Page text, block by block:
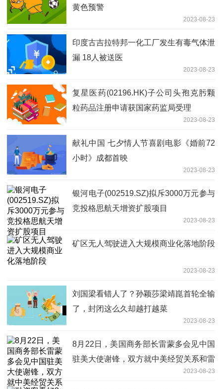
黄色预警
2023-08-23
印度古吉拉特邦一化工厂发生有毒气体泄
漏 18人被送医
2023-08-23
复星医药(02196.HK)子公司头孢克肟颗
粒药品注册申请获国家药监局受理
2023-08-23
献礼中国 七夕情人节喜剧电影《婚前72
小时》成都首映
2023-08-23
银河电子(002519.SZ)拟斥3000万元参与
竞投格思航天增资扩股项目
2023-08-23
矿区无人驾驶进入大规模商业化落地阶段
2023-08-23
刘国梁看错人了？孙颖莎梁靖崑首轮全输
了，封闭这么久却越打越菜
2023-08-23
8月22日，美国商务部长雷蒙多会见中国
驻美大使谢锋，双方就中美经贸关系和雷
2023-08-23